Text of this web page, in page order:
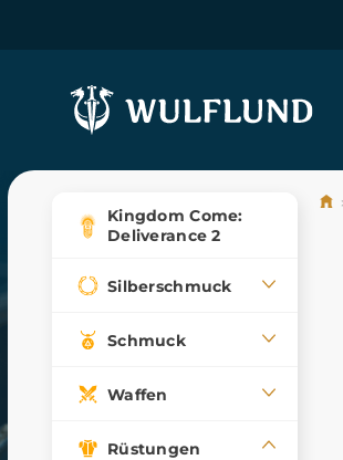
Kingdom Come:
Deliverance 2
Silberschmuck
Schmuck
Waffen
Rüstungen